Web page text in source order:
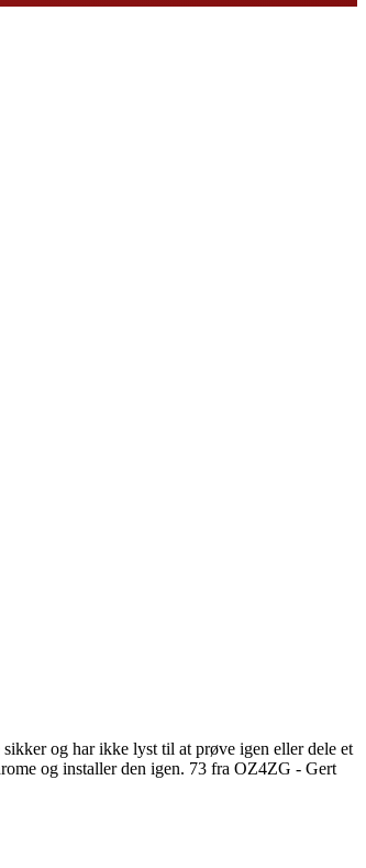
og har ikke lyst til at prøve igen eller dele et
og installer den igen. 73 fra OZ4ZG - Gert